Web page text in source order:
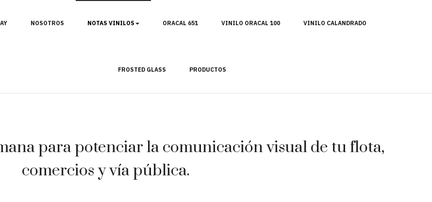
NOSOTROS NOTAS VINILOS ORACAL 651 VINILO ORACAL 100 VINILO CALANDRADO
FROSTED GLASS PRODUCTOS
para potenciar la comunicación visual de tu flota,
comercios y vía pública.